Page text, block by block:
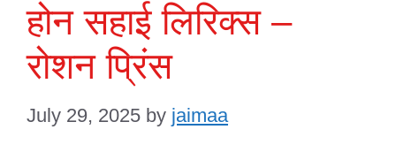
होन सहाई लिरिक्स –
रोशन प्रिंस
July 29, 2025 by jaimaa